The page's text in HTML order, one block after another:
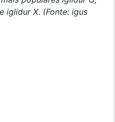
iglidur X. (Fonte: igus